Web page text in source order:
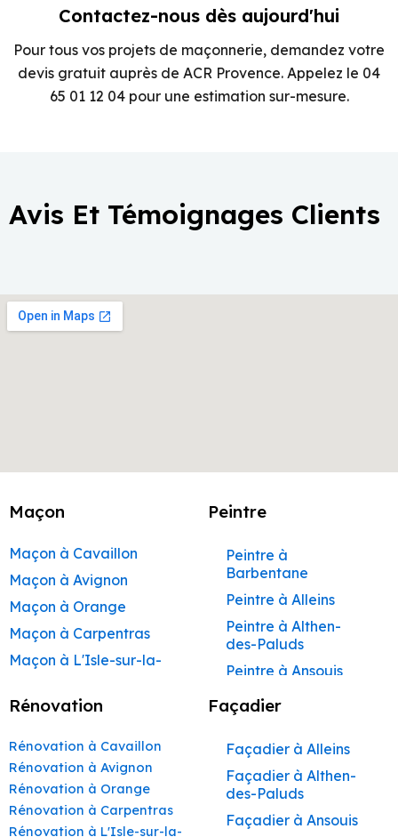
Contactez-nous dès aujourd'hui
Pour tous vos projets de maçonnerie, demandez votre
devis gratuit auprès de ACR Provence. Appelez le 04
65 01 12 04 pour une estimation sur-mesure.
Avis Et Témoignages Clients
Maçon
Maçon à Cavaillon
Maçon à Avignon
Maçon à Orange
Maçon à Carpentras
Maçon à L'Isle-sur-la-
Maçon à Apt
Maçon à Pertuis
Maçon à Sorgues
Maçon à Le Pontet
Maçon à Vaison-la-
Peintre
Peintre à
Barbentane
Peintre à Alleins
Peintre à Althen-
des-Paluds
Peintre à Ansouis
Peintre à Apt
Peintre à Aurons
Peintre à Avignon
Peintre à
Beaumettes
Rénovation
Rénovation à Cavaillon
Rénovation à Avignon
Rénovation à Orange
Rénovation à Carpentras
Rénovation à L'Isle-sur-la-
Façadier
Façadier à Alleins
Façadier à Althen-
des-Paluds
Façadier à Ansouis